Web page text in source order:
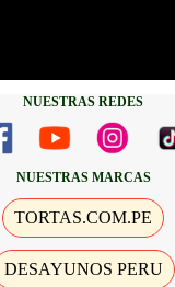
NUESTRAS REDES
NUESTRAS MARCAS
TORTAS.COM.PE
DESAYUNOS PERU